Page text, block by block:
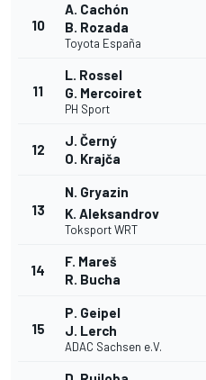
10
A. Cachón
B. Rozada
Toyota España
11
L. Rossel
G. Mercoiret
PH Sport
12
J. Černý
O. Krajča
13
N. Gryazin
K. Aleksandrov
Toksport WRT
14
F. Mareš
R. Bucha
15
P. Geipel
J. Lerch
ADAC Sachsen e.V.